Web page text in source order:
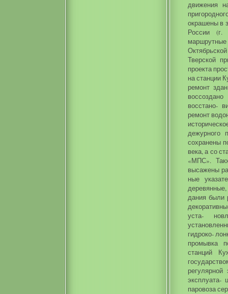
движения
окрашены в
России
Тверской
проекта
на станции
ремонт
восстано-
ремонт
дежурного
сохранены
века, а со
«МПС».
высажены
ные
дания были
уста-
гидроко-
промывка
станций
эксплуата-
паровоза